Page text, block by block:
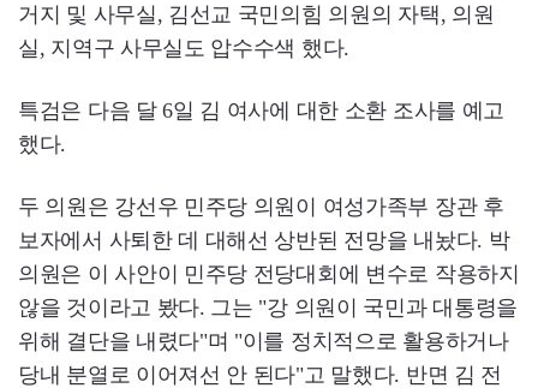
거지 및 사무실, 김선교 국민의힘 의원의 자택, 의원
실, 지역구 사무실도 압수수색 했다.
특검은 다음 달 6일 김 여사에 대한 소환 조사를 예고
했다.
두 의원은 강선우 민주당 의원이 여성가족부 장관 후
보자에서 사퇴한 데 대해선 상반된 전망을 내놨다. 박
의원은 이 사안이 민주당 전당대회에 변수로 작용하지
않을 것이라고 봤다. 그는 "강 의원이 국민과 대통령을
위해 결단을 내렸다"며 "이를 정치적으로 활용하거나
당내 분열로 이어져선 안 된다"고 말했다. 반면 김 전